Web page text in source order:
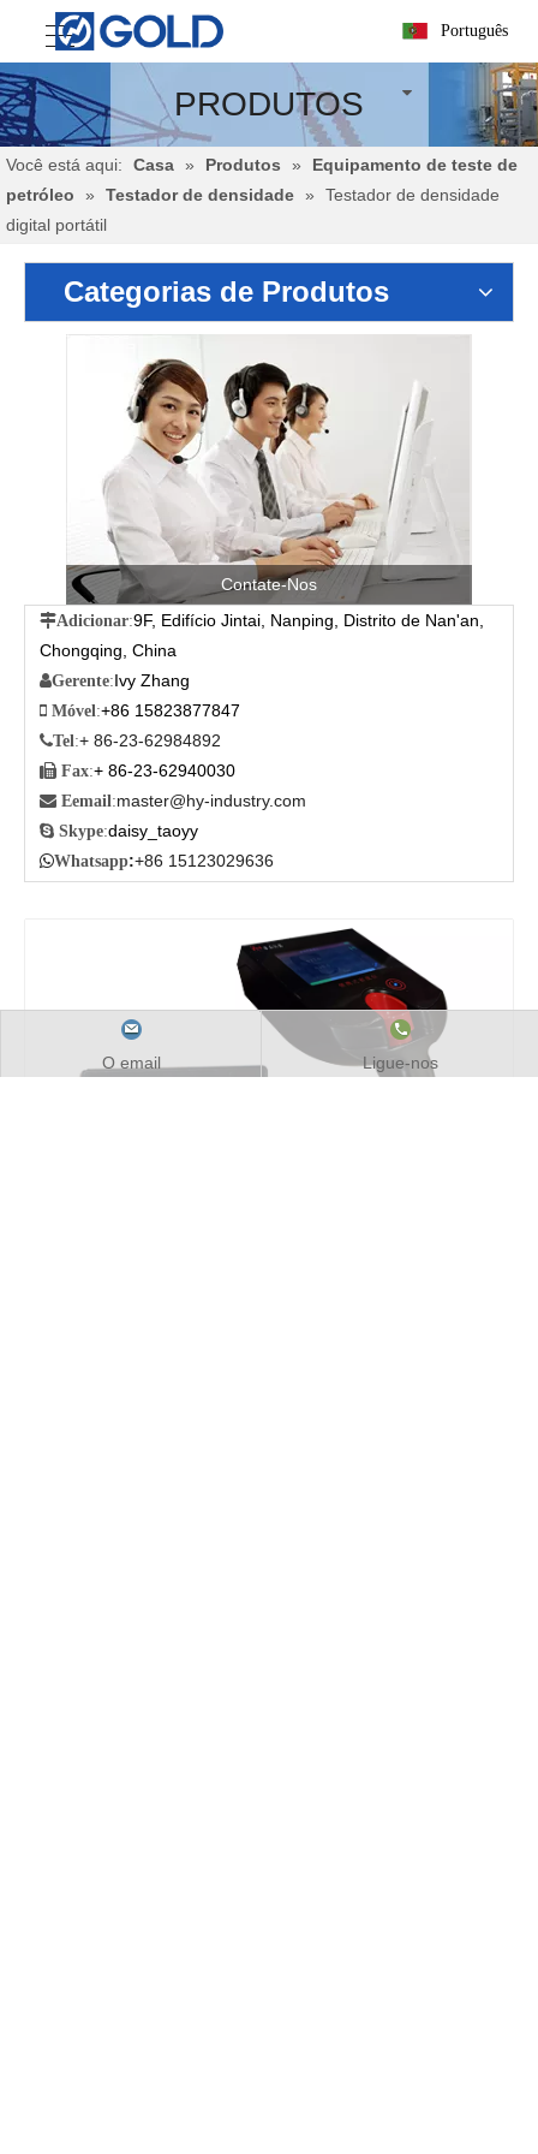
Português
PRODUTOS
Você está aqui: Casa » Produtos »
Equipamento de teste de
petróleo
» Testador de densidade »
Testador de densidade
digital portátil
Categorias de Produtos
Contate-Nos
Adicionar:9F, Edifício Jintai, Nanping, Distrito de Nan'an,
Chongqing, China
Gerente:Ivy Zhang
 Móvel :+86 15823877847
Tel :+ 86-23-62984892
 Fax:+ 86-23-62940030
 Eemail :master@hy-industry.com
 Skype:daisy_taoyy
Whatsapp:+86 15123029636
O email Ligue-nos